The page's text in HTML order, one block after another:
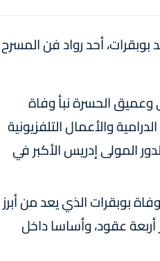
أحد رواد فن المسرح
وعميق الحسرة نبأ وفاة
والأعمال التلفزيونية
المولى إدريس الأكبر في
بوبقرات الذي يعد من أبرز
عقود، وأساسا داخل